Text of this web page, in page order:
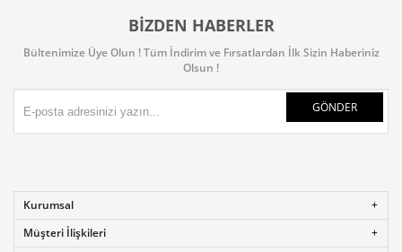
BIZDEN HABERLER
Bültenimize Üye Olun ! Tüm İndirim ve Fırsatlardan İlk Sizin Haberiniz
Olsun !
GÖNDER
Kurumsal
Müşteri İlişkileri